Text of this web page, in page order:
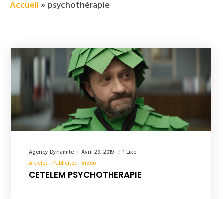
Accueil »psychothérapie
Agency Dynamite Avril 29, 2019
1 Like
Articles Publicités Vidéo
CETELEM PSYCHOTHERAPIE